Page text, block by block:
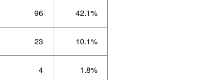
96 42.1%
23 10.1%
4 1.8%